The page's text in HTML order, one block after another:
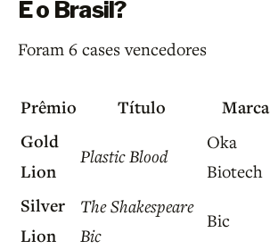
E o Brasil?
Foram 6 cases vencedores
Prêmio Título Marca
Gold
Lion
Plastic Blood
Oka
Biotech
Silver
Lion
The Shakespeare
Bic
Bic